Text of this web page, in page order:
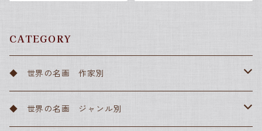
CATEGORY
◆ 世界の名画 作家別
アルフォンス・ミュシャ
◆ 世界の名画 ジャンル別